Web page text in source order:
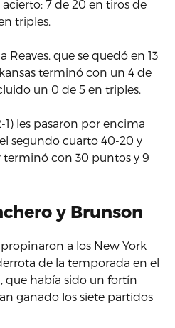
7 de 20 en tiros de
triples.
Reaves, que se quedó en 13
terminó con un 4 de
un 0 de 5 en triples.
1) les pasaron por encima
segundo cuarto 40-20 y
terminó con 30 puntos y 9
y Brunson
a los New York
de la temporada en el
que había sido un fortín
ganado los siete partidos